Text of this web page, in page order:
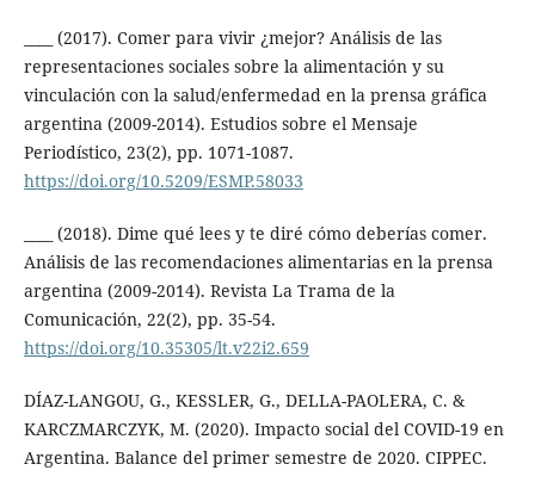
____ (2017). Comer para vivir ¿mejor? Análisis de las
representaciones sociales sobre la alimentación y su
vinculación con la salud/enfermedad en la prensa gráfica
argentina (2009-2014). Estudios sobre el Mensaje
Periodístico, 23(2), pp. 1071-1087.
https://doi.org/10.5209/ESMP.58033
____ (2018). Dime qué lees y te diré cómo deberías comer.
Análisis de las recomendaciones alimentarias en la prensa
argentina (2009-2014). Revista La Trama de la
Comunicación, 22(2), pp. 35-54.
https://doi.org/10.35305/lt.v22i2.659
DÍAZ-LANGOU, G., KESSLER, G., DELLA-PAOLERA, C. &
KARCZMARCZYK, M. (2020). Impacto social del COVID-19 en
Argentina. Balance del primer semestre de 2020. CIPPEC.